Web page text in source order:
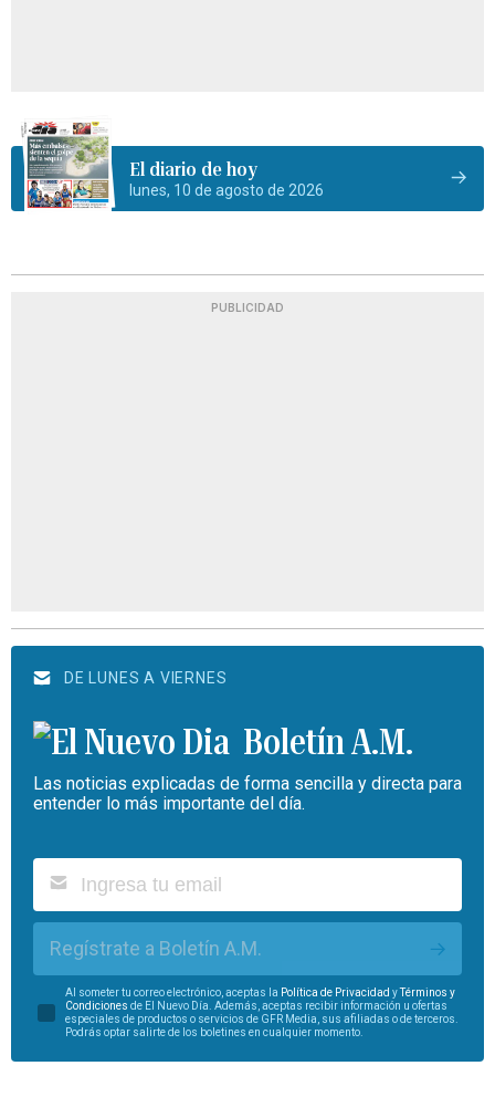
El diario de hoy
lunes, 10 de agosto de 2026
PUBLICIDAD
DE LUNES A VIERNES
Boletín A.M.
Las noticias explicadas de forma sencilla y directa para
entender lo más importante del día.
Regístrate a Boletín A.M.
Al someter tu correo electrónico, aceptas la Política de Privacidad yTérminos y
Condiciones de El Nuevo Día. Además, aceptas recibir información u ofertas
especiales de productos o servicios de GFR Media, sus afiliadas o de terceros.
Podrás optar salirte de los boletines en cualquier momento.